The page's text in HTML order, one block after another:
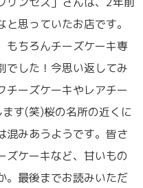
思っていたお店です。
もちろんチーズケーキ専
でした！今思い返してみ
チーズケーキやレアチー
す(笑)桜の名所の近くに
混みあうようです。皆さ
ズケーキなど、甘いもの
。最後までお読みいただ